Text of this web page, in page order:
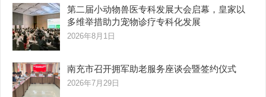
第二届小动物兽医专科发展大会启幕，皇家以
多维举措助力宠物诊疗专科化发展
2026年8月1日
南充市召开拥军助老服务座谈会暨签约仪式
2026年7月29日